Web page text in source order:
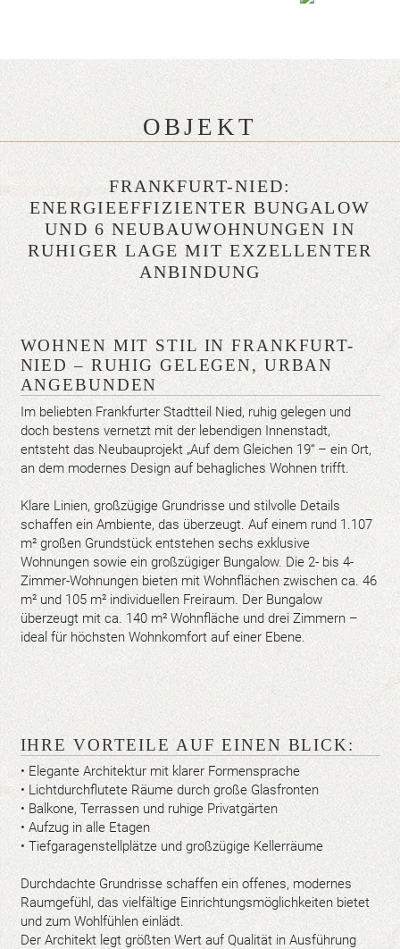
OBJEKT
FRANKFURT-NIED:
ENERGIEEFFIZIENTER BUNGALOW
UND 6 NEUBAUWOHNUNGEN IN
RUHIGER LAGE MIT EXZELLENTER
ANBINDUNG
WOHNEN MIT STIL IN FRANKFURT-
NIED – RUHIG GELEGEN, URBAN
ANGEBUNDEN
Im beliebten Frankfurter Stadtteil Nied, ruhig gelegen und
doch bestens vernetzt mit der lebendigen Innenstadt,
entsteht das Neubauprojekt „Auf dem Gleichen 19“ – ein Ort,
an dem modernes Design auf behagliches Wohnen trifft.
Klare Linien, großzügige Grundrisse und stilvolle Details
schaffen ein Ambiente, das überzeugt. Auf einem rund 1.107
m² großen Grundstück entstehen sechs exklusive
Wohnungen sowie ein großzügiger Bungalow. Die 2- bis 4-
Zimmer-Wohnungen bieten mit Wohnflächen zwischen ca. 46
m² und 105 m² individuellen Freiraum. Der Bungalow
überzeugt mit ca. 140 m² Wohnfläche und drei Zimmern –
ideal für höchsten Wohnkomfort auf einer Ebene.
IHRE VORTEILE AUF EINEN BLICK:
• Elegante Architektur mit klarer Formensprache
• Lichtdurchflutete Räume durch große Glasfronten
• Balkone, Terrassen und ruhige Privatgärten
• Aufzug in alle Etagen
• Tiefgaragenstellplätze und großzügige Kellerräume
Durchdachte Grundrisse schaffen ein offenes, modernes
Raumgefühl, das vielfältige Einrichtungsmöglichkeiten bietet
und zum Wohlfühlen einlädt.
Der Architekt legt größten Wert auf Qualität in Ausführung